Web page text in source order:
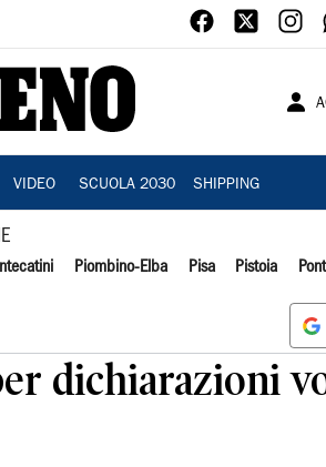
VIDEO SCUOLA 2030 SHIPPING
Piombino-Elba Pisa Pistoia
dichiarazioni